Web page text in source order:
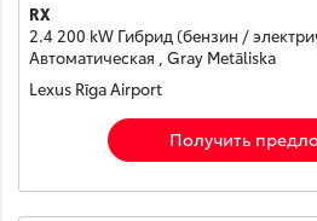
RX
2.4 200 kW Гибрид (бензин /
Автоматическая , Gray Metāliska
Lexus Rīga Airport
Получить